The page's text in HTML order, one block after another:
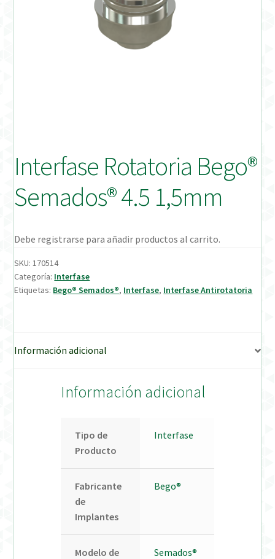
Mi cuenta
On-line Store
Productos Favoritos
Uso previsto
Interfase Rotatoria Bego®
Semados® 4.5 1,5mm
Debe registrarse para añadir productos al carrito.
SKU:170514
Categoría: Interfase
Etiquetas: Bego® Semados®, Interfase, Interfase Antirotatoria
Información adicional
Información adicional
Tipo de
Producto
Interfase
Fabricante
de
Implantes
Bego®
Modelo de
Semados®